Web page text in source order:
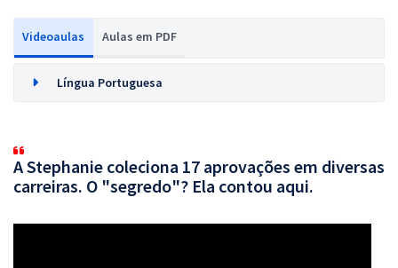
Videoaulas Aulas em PDF
Língua Portuguesa
A Stephanie coleciona 17 aprovações em diversas
carreiras. O "segredo"? Ela contou aqui.